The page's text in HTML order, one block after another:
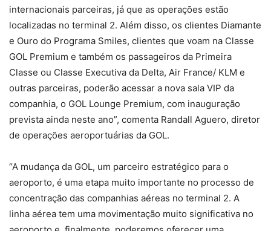
internacionais parceiras, já que as operações estão
localizadas no terminal 2. Além disso, os clientes Diamante
e Ouro do Programa Smiles, clientes que voam na Classe
GOL Premium e também os passageiros da Primeira
Classe ou Classe Executiva da Delta, Air France/ KLM e
outras parceiras, poderão acessar a nova sala VIP da
companhia, o GOL Lounge Premium, com inauguração
prevista ainda neste ano”, comenta Randall Aguero, diretor
de operações aeroportuárias da GOL.
“A mudança da GOL, um parceiro estratégico para o
aeroporto, é uma etapa muito importante no processo de
concentração das companhias aéreas no terminal 2. A
linha aérea tem uma movimentação muito significativa no